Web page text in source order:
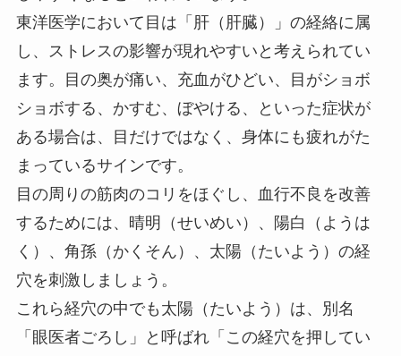
東洋医学において目は「肝（肝臓）」の経絡に属
し、ストレスの影響が現れやすいと考えられてい
ます。目の奥が痛い、充血がひどい、目がショボ
ショボする、かすむ、ぼやける、といった症状が
ある場合は、目だけではなく、身体にも疲れがた
まっているサインです。
目の周りの筋肉のコリをほぐし、血行不良を改善
するためには、晴明（せいめい）、陽白（ようは
く）、角孫（かくそん）、太陽（たいよう）の経
穴を刺激しましょう。
これら経穴の中でも太陽（たいよう）は、別名
「眼医者ごろし」と呼ばれ「この経穴を押してい